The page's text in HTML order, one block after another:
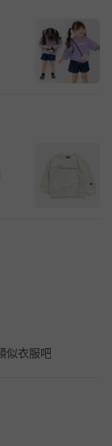
似衣服吧